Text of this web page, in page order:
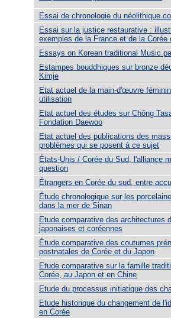
Essai de chronologie du néolithique
Essai sur la justice restaurative :
exemples de la France et de la Corée
Essays on Korean traditional Music
Estampes bouddhiques sur bronze
Kimje
Etat actuel de la main-d'œuvre
utilisation
Etat actuel des études sur Chŏng
Fondation Daewoo
Etat actuel des publications des
problèmes qui se posent à ce sujet
États-Unis / Corée du Sud, l'alliance
question
Étrangers en Corée du sud, entre
Étude chronologique sur les
dans la mer de Sinan
Etude comparative des architectures
japonaises et coréennes
Étude comparative des coutumes
postnatales de Corée et du Japon
Etude comparative sur la famille
Corée, au Japon et en Chine
Etude du processus initiatique des
Etude historique du changement de
en Corée